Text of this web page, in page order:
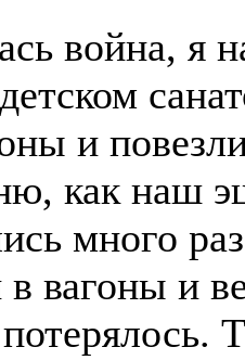
война, я
и
как наш
много
в вагоны и